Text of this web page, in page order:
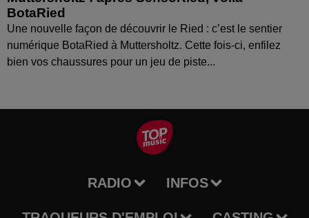
BotaRied
Une nouvelle façon de découvrir le Ried : c’est le sentier
numérique BotaRied à Muttersholtz. Cette fois-ci, enfilez
bien vos chaussures pour un jeu de piste...
RADIO INFOS